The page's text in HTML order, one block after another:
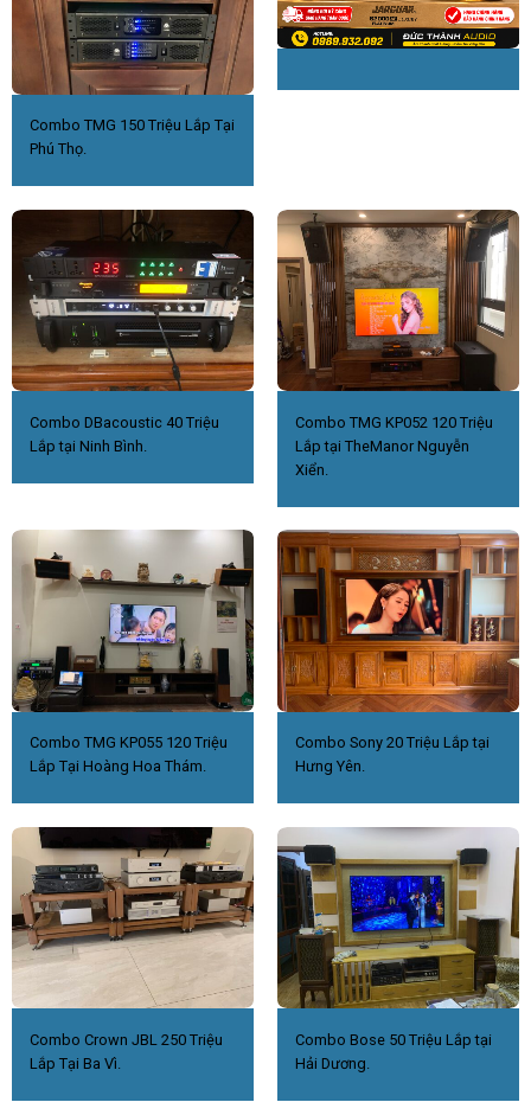
Combo TMG 150 Triệu Lắp Tại
Phú Thọ.
Combo DBacoustic 40 Triệu
Lắp tại Ninh Bình.
Combo TMG KP052 120 Triệu
Lắp tại TheManor Nguyễn
Xiển.
Combo TMG KP055 120 Triệu
Lắp Tại Hoàng Hoa Thám.
Combo Sony 20 Triệu Lắp tại
Hưng Yên.
Combo Crown JBL 250 Triệu
Lắp Tại Ba Vì.
Combo Bose 50 Triệu Lắp tại
Hải Dương.